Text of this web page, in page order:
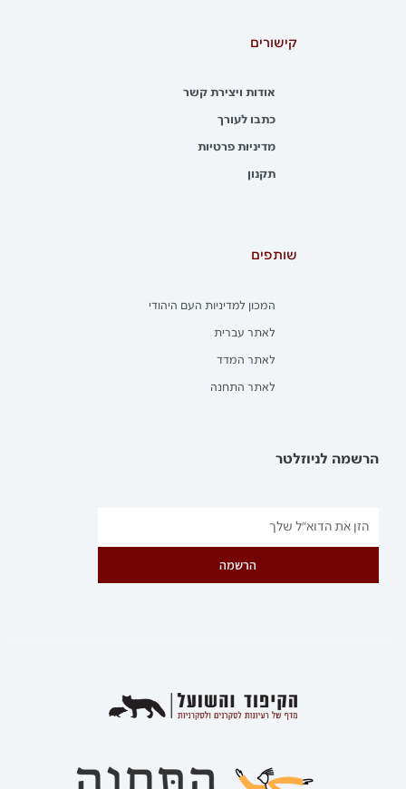
קישורים
אודות ויצירת קשר
כתבו לעורך
מדיניות פרטיות
תקנון
שותפים
המכון למדיניות העם היהודי
לאתר עברית
לאתר המדד
לאתר התחנה
הרשמה לניוזלטר
הרשמה